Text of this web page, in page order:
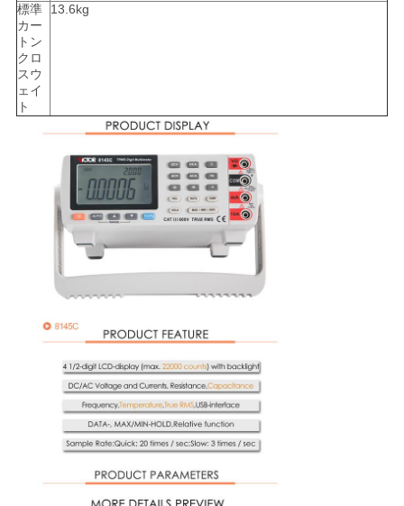
標準
カー
トン
クロ
スウ
ェイ
ト
13.6kg